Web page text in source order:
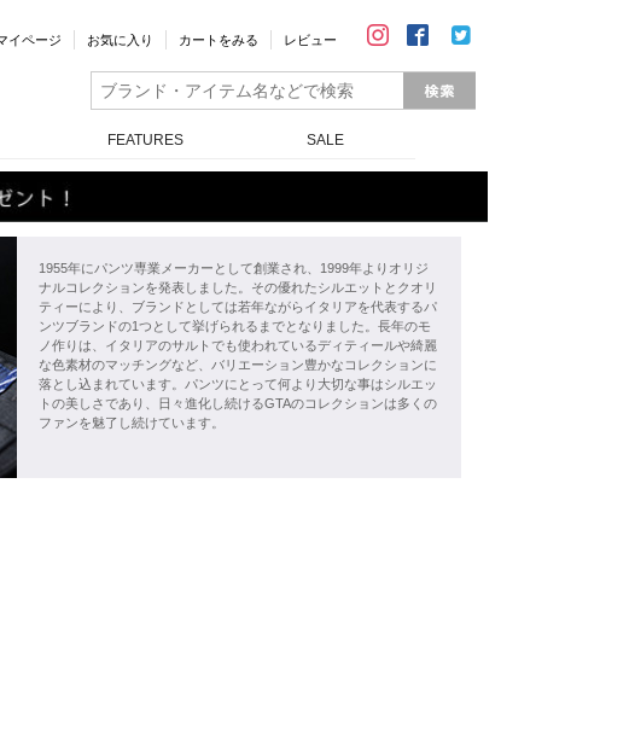
イページ お気に入り カートをみる レビュー
FEATURES SALE
1955年にパンツ専業メーカーとして創業され、1999年よりオリジ
ナルコレクションを発表しました。その優れたシルエットとクオリ
ティーにより、ブランドとしては若年ながらイタリアを代表するパ
ンツブランドの1つとして挙げられるまでとなりました。長年のモ
ノ作りは、イタリアのサルトでも使われているディティールや綺麗
な色素材のマッチングなど、バリエーション豊かなコレクションに
落とし込まれています。パンツにとって何より大切な事はシルエッ
トの美しさであり、日々進化し続けるGTAのコレクションは多くの
ファンを魅了し続けています。